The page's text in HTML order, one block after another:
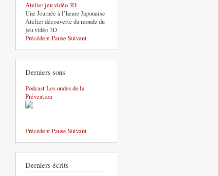
Atelier jeu vidéo 3D
Une Journée à l’heure Japonaise
Atelier découverte du monde du
jeu vidéo 3D
PrécédentPause Suivant
Derniers sons
Podcast Les ondes de la
Prévention
PrécédentPause Suivant
Derniers écrits